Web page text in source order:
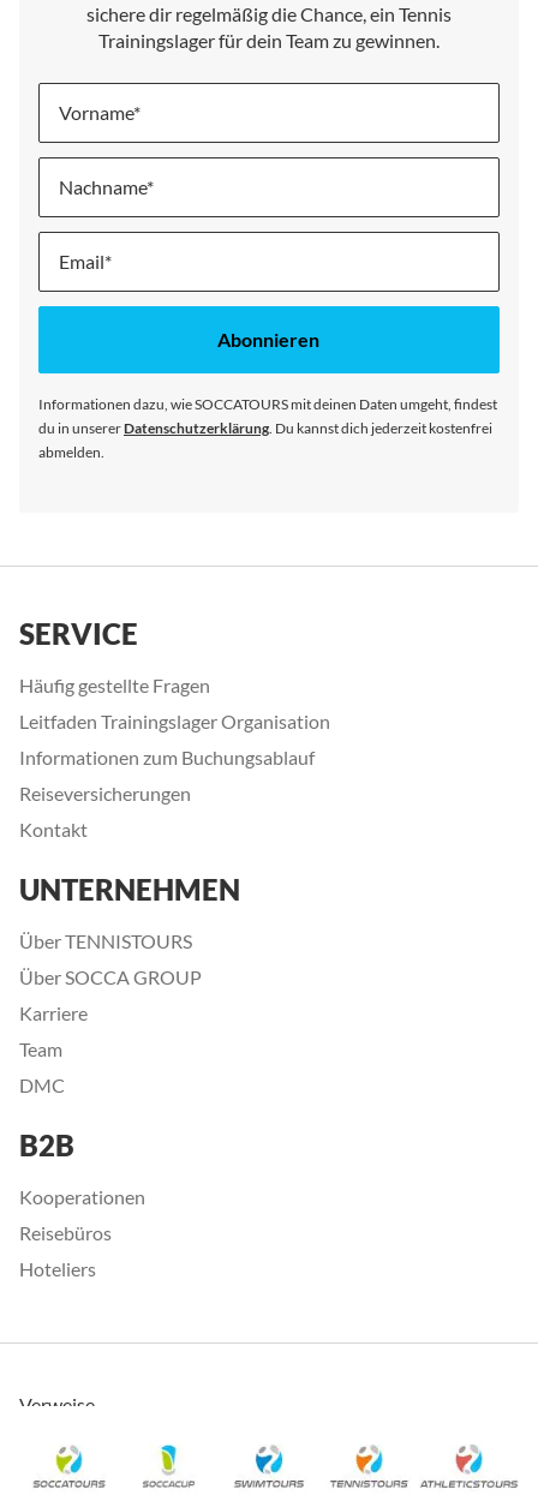
sichere dir regelmäßig die Chance, ein Tennis
Trainingslager für dein Team zu gewinnen.
Vorname
Nachname
Melde
für
Abonnieren
Informationen dazu, wie SOCCATOURS mit deinen Daten umgeht, findest
du in unsererDatenschutzerklärung . Du kannst dich jederzeit kostenfrei
abmelden.
SERVICE
Häufig gestellte Fragen
Leitfaden Trainingslager Organisation
Informationen zum Buchungsablauf
Reiseversicherungen
Kontakt
UNTERNEHMEN
Über TENNISTOURS
Über SOCCA GROUP
Karriere
Team
DMC
B2B
Kooperationen
Reisebüros
Hoteliers
Verweise